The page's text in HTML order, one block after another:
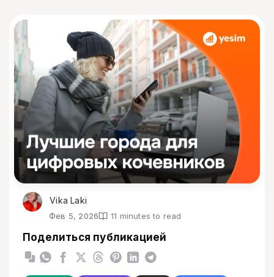
Vika Laki
Фев 5, 2026 11 minutes to read
Поделиться публикацией